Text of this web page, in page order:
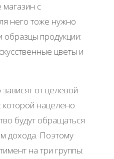
с
него тоже нужно
образцы продукции:
цветы и
от целевой
которой нацелено
будут обращаться
дохода. Поэтому
на три группы: